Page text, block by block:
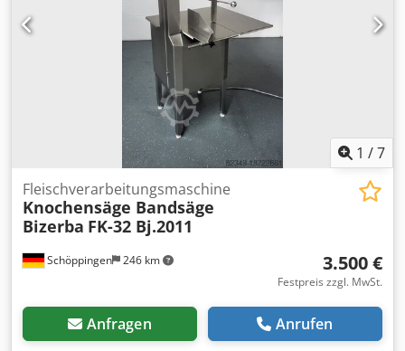
1 /7
Schöppingen 246 km
Fleischverarbeitungsmaschine
Knochensäge Bandsäge
Bizerba FK-32 Bj.2011
3.500 €
Festpreis zzgl. MwSt.
Anfragen Anrufen